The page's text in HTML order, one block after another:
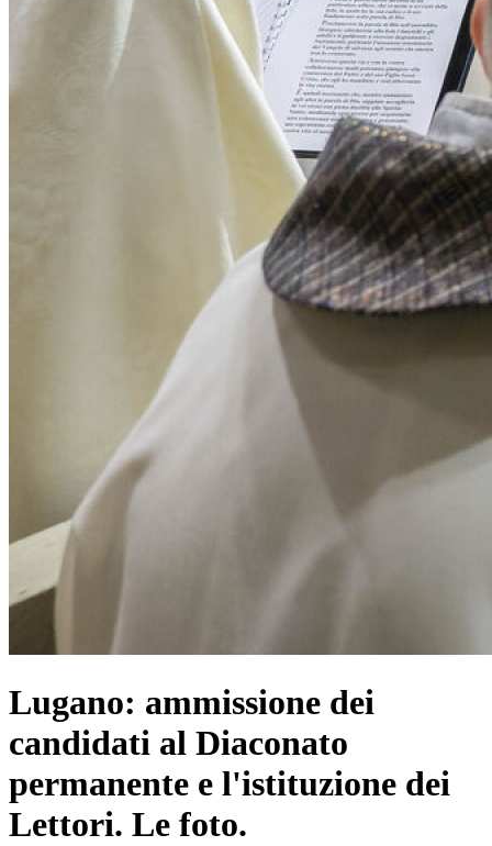
Lugano: ammissione dei
candidati al Diaconato
permanente e l'istituzione dei
Lettori. Le foto.